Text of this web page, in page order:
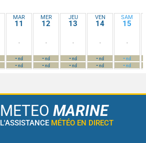
MAR
11
-
-nd
-nd
MER
12
-
-nd
-nd
JEU
13
-
-nd
-nd
VEN
14
-
-nd
-nd
SAM
15
-
-nd
-nd
METEO MARINE
L'ASSISTANCE MÉTÉO EN DIRECT